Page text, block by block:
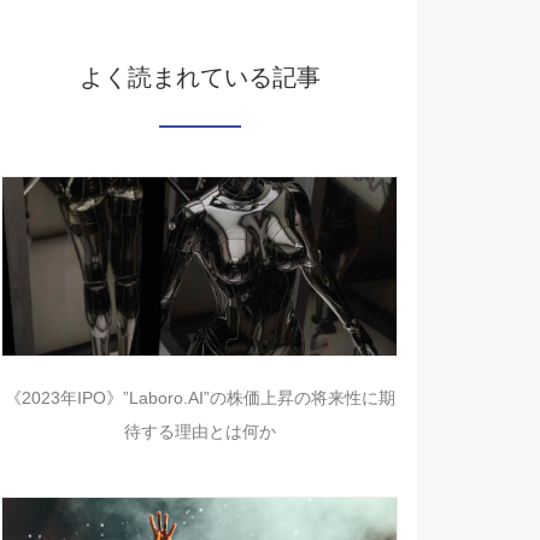
よく読まれている記事
《2023年IPO》”Laboro.AI”の株価上昇の将来性に期
待する理由とは何か